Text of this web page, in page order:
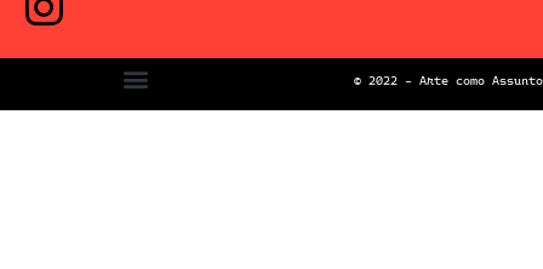
© 2022 – Arte como Assunto